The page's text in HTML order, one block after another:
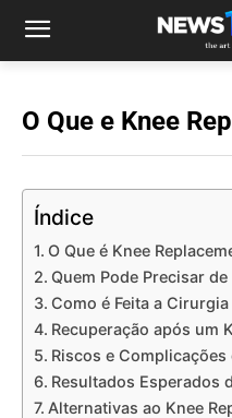
O Que e Knee
Índice
O Que é Knee
Quem Pode Precisar
Como é Feita a
Recuperação após um
Riscos e Complicações
Resultados Esperados
Alternativas ao Knee